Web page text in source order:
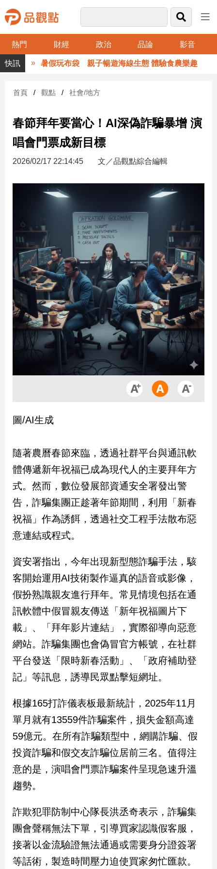
熱門 財經 政治 品論 影音
品
觀
財
台
財
新
房
地
產
品
觀
點
政
治
治
觀
調
國
會
焦
點
觀
兩
岸/
際
社
會/
地
方
新
冠
病
專
區
台
灣
觀
南
台
觀
點
暑假玩布袋 親子暢遊海線生態 體驗食農樂趣
首頁 觀點 社會/地方
春節拜年要當心！AI深偽詐騙暴增 演
唱會門票成新目標
2026/02/17 22:14:45 文／品觀點綜合編輯
圖/AI生成
隨著農曆春節來臨，透過社群平台與通訊軟
體傳遞新年祝福已成為現代人的主要拜年方
式。然而，數位發展部資通安全署發出警
告，詐騙集團正趁著年節期間，利用「新春
祝福」作為誘餌，透過社交工程手法散布惡
意連結或程式。
資安署指出，今年出現新型態詐騙手法，駭
客開始運用AI技術製作逼真的語音或影像，
假扮熟識親友進行拜年。常見情境包括在通
訊軟體中假冒親友傳送「新年祝福圖片下
載」、「拜年影片連結」，實際卻導向惡意
網站。詐騙集團也會偽冒官方帳號，在社群
平台發送「限時新春活動」、「政府補助登
記」等訊息，誘導民眾點擊短網址。
根據165打詐儀表板最新統計，2025年11月
單月就有13559件詐騙案件，損失金額高達
59億元。在所有詐騙類型中，網購詐騙、假
投資詐騙和假交友詐騙位居前三名。值得注
意的是，演唱會門票詐騙案件呈現急速升溫
趨勢。
詐欺犯罪防制中心隊長洪丞奇表示，詐騙集
團會聲稱無法下單，引導買家認識假客服，
接著以金流驗證無法通過或需要身分證簽署
等話術，製造時間壓力迫使買家匆忙匯款。